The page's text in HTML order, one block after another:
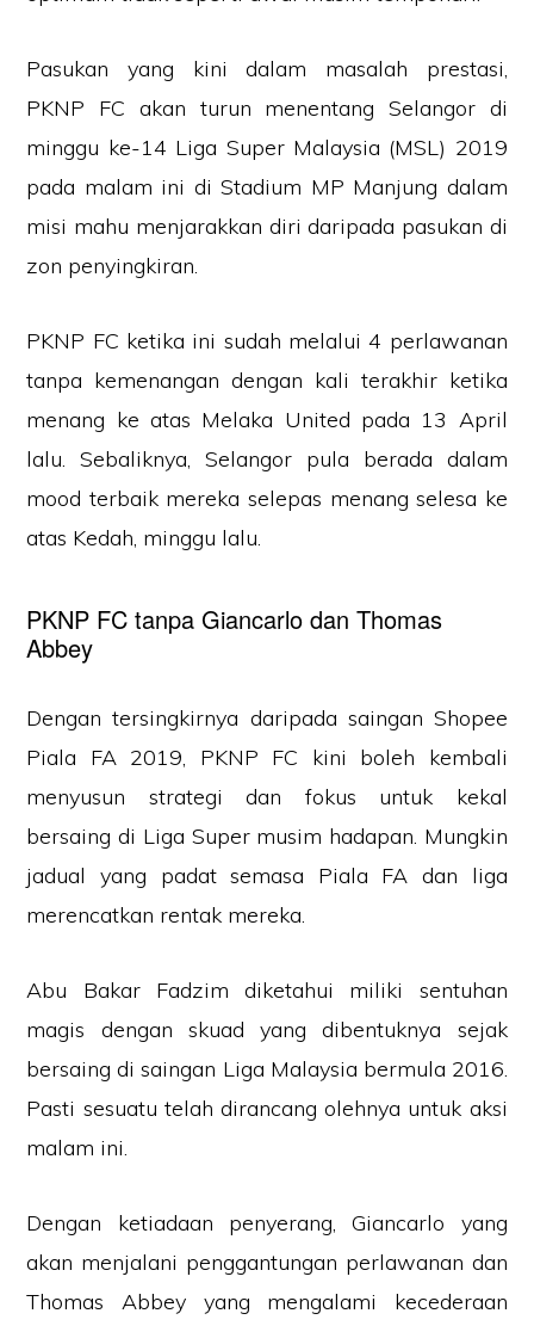
Pasukan yang kini dalam masalah prestasi,
PKNP FC akan turun menentang Selangor di
minggu ke-14 Liga Super Malaysia (MSL) 2019
pada malam ini di Stadium MP Manjung dalam
misi mahu menjarakkan diri daripada pasukan di
zon penyingkiran.
PKNP FC ketika ini sudah melalui 4 perlawanan
tanpa kemenangan dengan kali terakhir ketika
menang ke atas Melaka United pada 13 April
lalu. Sebaliknya, Selangor pula berada dalam
mood terbaik mereka selepas menang selesa ke
atas Kedah, minggu lalu.
PKNP FC tanpa Giancarlo dan Thomas
Abbey
Dengan tersingkirnya daripada saingan Shopee
Piala FA 2019, PKNP FC kini boleh kembali
menyusun strategi dan fokus untuk kekal
bersaing di Liga Super musim hadapan. Mungkin
jadual yang padat semasa Piala FA dan liga
merencatkan rentak mereka.
Abu Bakar Fadzim diketahui miliki sentuhan
magis dengan skuad yang dibentuknya sejak
bersaing di saingan Liga Malaysia bermula 2016.
Pasti sesuatu telah dirancang olehnya untuk aksi
malam ini.
Dengan ketiadaan penyerang, Giancarlo yang
akan menjalani penggantungan perlawanan dan
Thomas Abbey yang mengalami kecederaan